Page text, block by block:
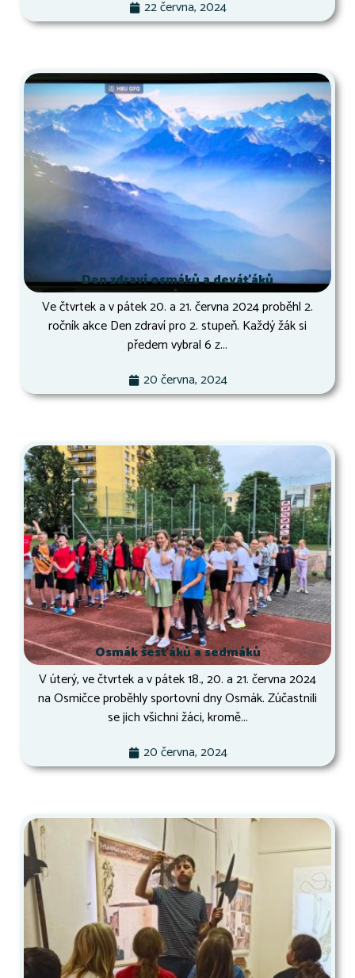
22 června, 2024
Den zdraví osmáků a deváťáků
Ve čtvrtek a v pátek 20. a 21. června 2024 proběhl 2.
ročník akce Den zdraví pro 2. stupeň. Každý žák si
předem vybral 6 z...
20 června, 2024
Osmák šesťáků a sedmáků
V úterý, ve čtvrtek a v pátek 18., 20. a 21. června 2024
na Osmičce proběhly sportovní dny Osmák. Zúčastnili
se jich všichni žáci, kromě...
20 června, 2024